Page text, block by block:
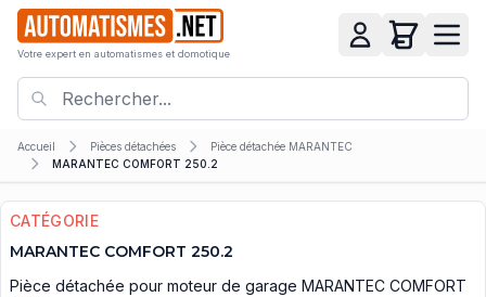
Votre expert en automatismes et domotique
Accueil Pièces détachées
Pièce détachée MARANTEC
MARANTEC COMFORT 250.2
CATÉGORIE
MARANTEC COMFORT 250.2
Pièce détachée pour moteur de garage MARANTEC COMFORT